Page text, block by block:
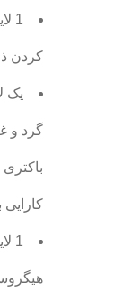
کردن ذرات
گرد و
کارایی